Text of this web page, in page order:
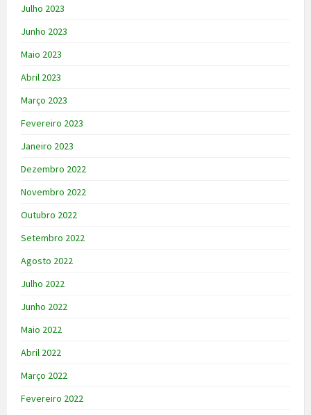
Julho 2023
Junho 2023
Maio 2023
Abril 2023
Março 2023
Fevereiro 2023
Janeiro 2023
Dezembro 2022
Novembro 2022
Outubro 2022
Setembro 2022
Agosto 2022
Julho 2022
Junho 2022
Maio 2022
Abril 2022
Março 2022
Fevereiro 2022